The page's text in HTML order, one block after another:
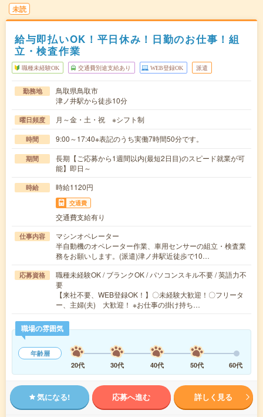
未読
給与即払いOK！平日休み！日勤のお仕事！組
立・検査作業
職種未経験OK 交通費別途支給あり WEB登録OK 派遣
勤務地
鳥取県鳥取市
津ノ井駅から徒歩10分
曜日頻度 月～金・土・祝 ※シフト制
時間 9:00～17:40※表記のうち実働7時間50分です。
期間
長期【ご応募から1週間以内(最短2日目)のスピード就業が可
能】即日～
時給 時給1120円
交通費
交通費支給有り
仕事内容
マシンオペレーター
半自動機のオペレーター作業、車用センサーの組立・検査業
務をお願いします。(派遣)津ノ井駅近徒歩で10…
応募資格
職種未経験OK / ブランクOK / パソコンスキル不要 / 英語力不
要
【来社不要、WEB登録OK！】〇未経験大歓迎！〇フリータ
ー、主婦(夫) 大歓迎！ ※お仕事の掛け持ち…
職場の雰囲気
年齢層
20代
30代 40代 50代 60代
気になる! 応募へ進む 詳しく見る